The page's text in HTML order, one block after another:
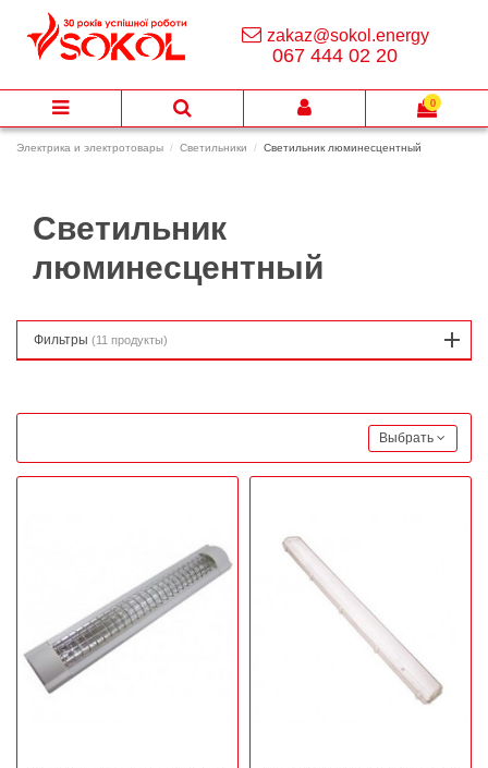
Электрика и электротовары Светильники Светильник люминесцентный
Светильник
люминесцентный
Выбрать
Фильтры (11 продукты)
zakaz@sokol.energy
067 444 02 20
0